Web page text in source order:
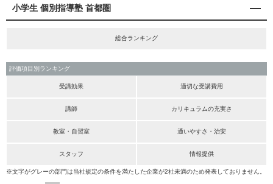
小学生 個別指導塾 首都圏
総合ランキング
評価項目別ランキング
受講効果 適切な受講費用
講師 カリキュラムの充実さ
教室・自習室 通いやすさ・治安
スタッフ 情報提供
※文字がグレーの部門は当社規定の条件を満たした企業が2社未満のため発表しておりません。